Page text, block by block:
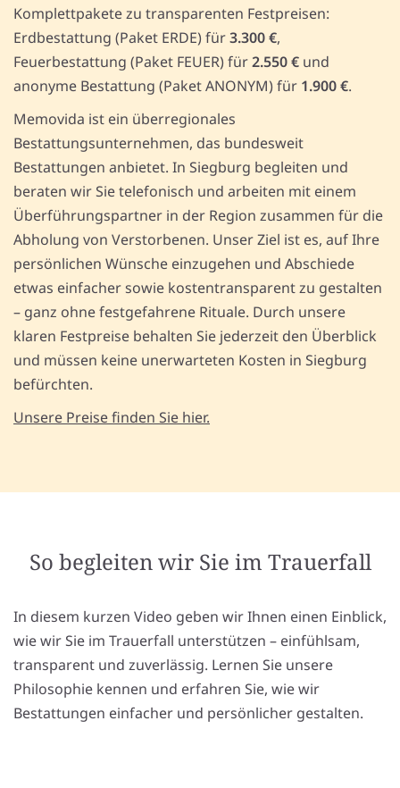
Komplettpakete zu transparenten Festpreisen:
Erdbestattung (Paket ERDE) für3.300 €,
Feuerbestattung (Paket FEUER) für2.550 € und
anonyme Bestattung (Paket ANONYM) für 1.900 €.
Memovida ist ein überregionales
Bestattungsunternehmen, das bundesweit
Bestattungen anbietet. In Siegburg begleiten und
beraten wir Sie telefonisch und arbeiten mit einem
Überführungspartner in der Region zusammen für die
Abholung von Verstorbenen. Unser Ziel ist es, auf Ihre
persönlichen Wünsche einzugehen und Abschiede
etwas einfacher sowie kostentransparent zu gestalten
– ganz ohne festgefahrene Rituale. Durch unsere
klaren Festpreise behalten Sie jederzeit den Überblick
und müssen keine unerwarteten Kosten in Siegburg
befürchten.
Unsere Preise finden Sie hier.
So begleiten wir Sie im Trauerfall
In diesem kurzen Video geben wir Ihnen einen Einblick,
wie wir Sie im Trauerfall unterstützen – einfühlsam,
transparent und zuverlässig. Lernen Sie unsere
Philosophie kennen und erfahren Sie, wie wir
Bestattungen einfacher und persönlicher gestalten.